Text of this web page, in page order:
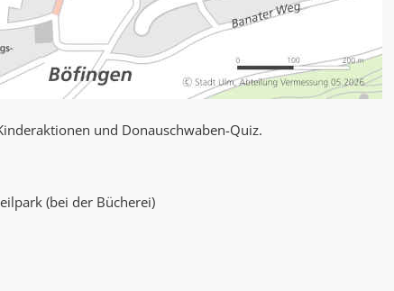
und Donauschwaben-Quiz.
(bei der Bücherei)